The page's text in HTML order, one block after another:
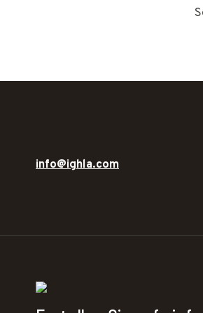
info@ighla.com